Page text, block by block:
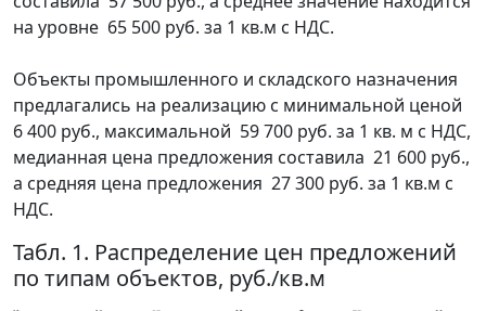
на уровне 65 500 руб. за 1 кв.м с НДС.
Объекты промышленного и складского назначения
предлагались на реализацию с минимальной ценой
6 400 руб., максимальной 59 700 руб. за 1 кв. м с НДС,
медианная цена предложения составила 21 600 руб.,
а средняя цена предложения 27 300 руб. за 1 кв.м с
НДС.
Табл. 1. Распределение цен предложений
по типам объектов, руб./кв.м